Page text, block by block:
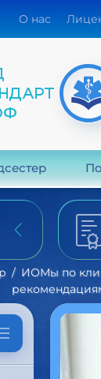
О нас
ИОМы по